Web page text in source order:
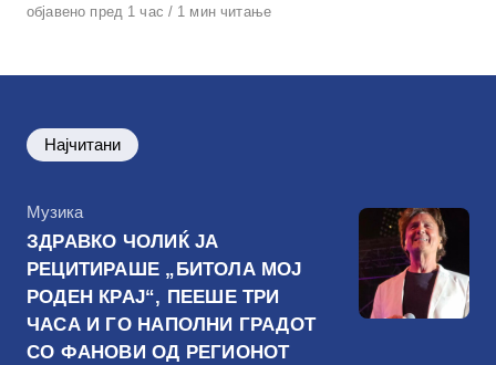
Објавено
објавено пред 1 час 1 мин читање
Најчитани
КАтегорија
Музика
ЗДРАВКО ЧОЛИЌ ЈА
РЕЦИТИРАШЕ „БИТОЛА МОЈ
РОДЕН КРАЈ“, ПЕЕШЕ ТРИ
ЧАСА И ГО НАПОЛНИ ГРАДОТ
СО ФАНОВИ ОД РЕГИОНОТ